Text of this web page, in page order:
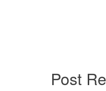
Post